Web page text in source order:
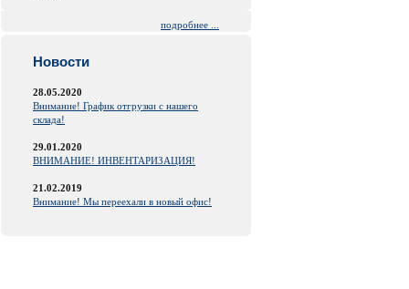
подробнее ...
Новости
28.05.2020
Внимание! График отгрузки с нашего
склада!
29.01.2020
ВНИМАНИЕ! ИНВЕНТАРИЗАЦИЯ!
21.02.2019
Внимание! Мы переехали в новый офис!